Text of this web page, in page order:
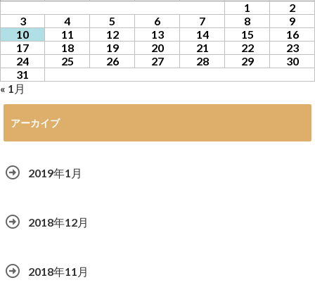
1
2
3
4 5 6 7 8
9
10
11 12 13 14 15
16
17
18 19 20 21 22
23
24
25 26 27 28 29
30
31
« 1月
アーカイブ
2019年1月
2018年12月
2018年11月